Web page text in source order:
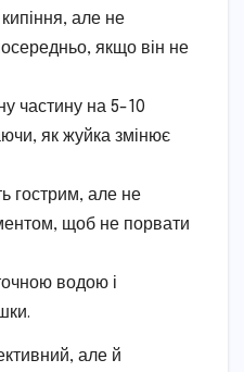
але не
якщо він не
частину на 5-10
як жуйка змінює
гострим, але не
щоб не порвати
водою і
але й